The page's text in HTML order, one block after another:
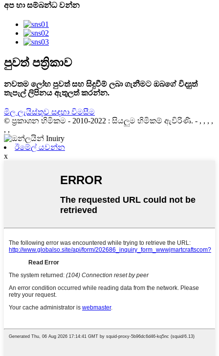
අප හා සම්බන්ධ වන්න
පුවත් පත්‍රිකාව
නවතම ලෝහ පුවත් සහ සිදුවීම් ලබා ගැනීමට ඔබගේ විද්‍යුත්
තැපැල් ලිපිනය ඇතුලත් කරන්න.
මිල ලැයිස්තුව සඳහා විමසීම
© ප්‍රකාශන හිමිකම - 2010-2022 : සියලුම හිමිකම් ඇවිරිණි. - , , , ,
, ,
ඊමේල් යවන්න
x